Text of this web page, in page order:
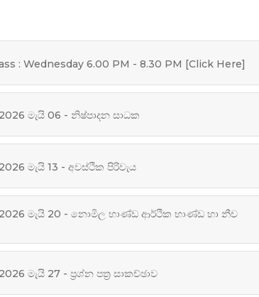
: Wednesday 6.00 PM - 8.30 PM [Click Here]
මැයි 06 - නිෂ්පාදන සාධක
මැයි 13 - අවස්ථික පිරිවැය
2026 මැයි 20 - නොමිල භාණ්ඩ ආර්ථික භාණ්ඩ හා නීච
මැයි 27 - ප්‍රශ්න පත්‍ර සාකච්ඡාව